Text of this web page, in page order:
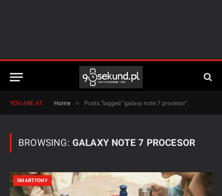
YOU ARE AT: Home » Posts Tagged "galaxy note 7 procesor"
BROWSING: GALAXY NOTE 7 PROCESOR
SMARTFONY